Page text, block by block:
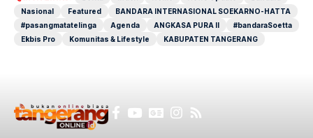
Nasional
Featured
BANDARA INTERNASIONAL SOEKARNO-HATTA
#pasangmatatelinga
Agenda ANGKASA PURA II
#bandaraSoetta
Ekbis Pro
Komunitas & Lifestyle KABUPATEN TANGERANG